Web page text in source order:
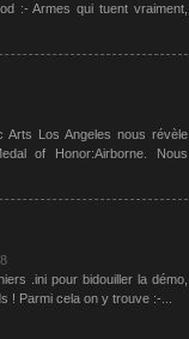
:- Armes qui tuent vraiment,
Arts Los Angeles nous révèle
of Honor:Airborne. Nous
.ini pour bidouiller la démo,
! Parmi cela on y trouve :-...